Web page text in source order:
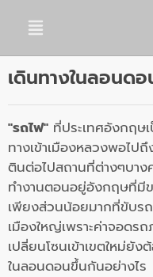
เดินทางในลอนด
"รถไฟ" ที่ประเทศอังกฤษ
ทางเข้าเมืองหลวงพอไป
ตินต่อไปสถานที่ต่างๆบา
ทำงานตอนอยู่อังกฤษที่มีข
เพียงส่วนน้อยมากที่ขับร
เมืองใหญ่เพราะค่าจอดร
เปลี่ยนโซนเข้าเขตใหม่ยั
ในลอนดอนขึ้นกันอย่างไร